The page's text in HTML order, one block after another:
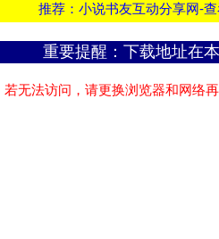
推荐：小说书友互动分享网-
重要提醒：下载地址在
若无法访问，请更换浏览器和网络